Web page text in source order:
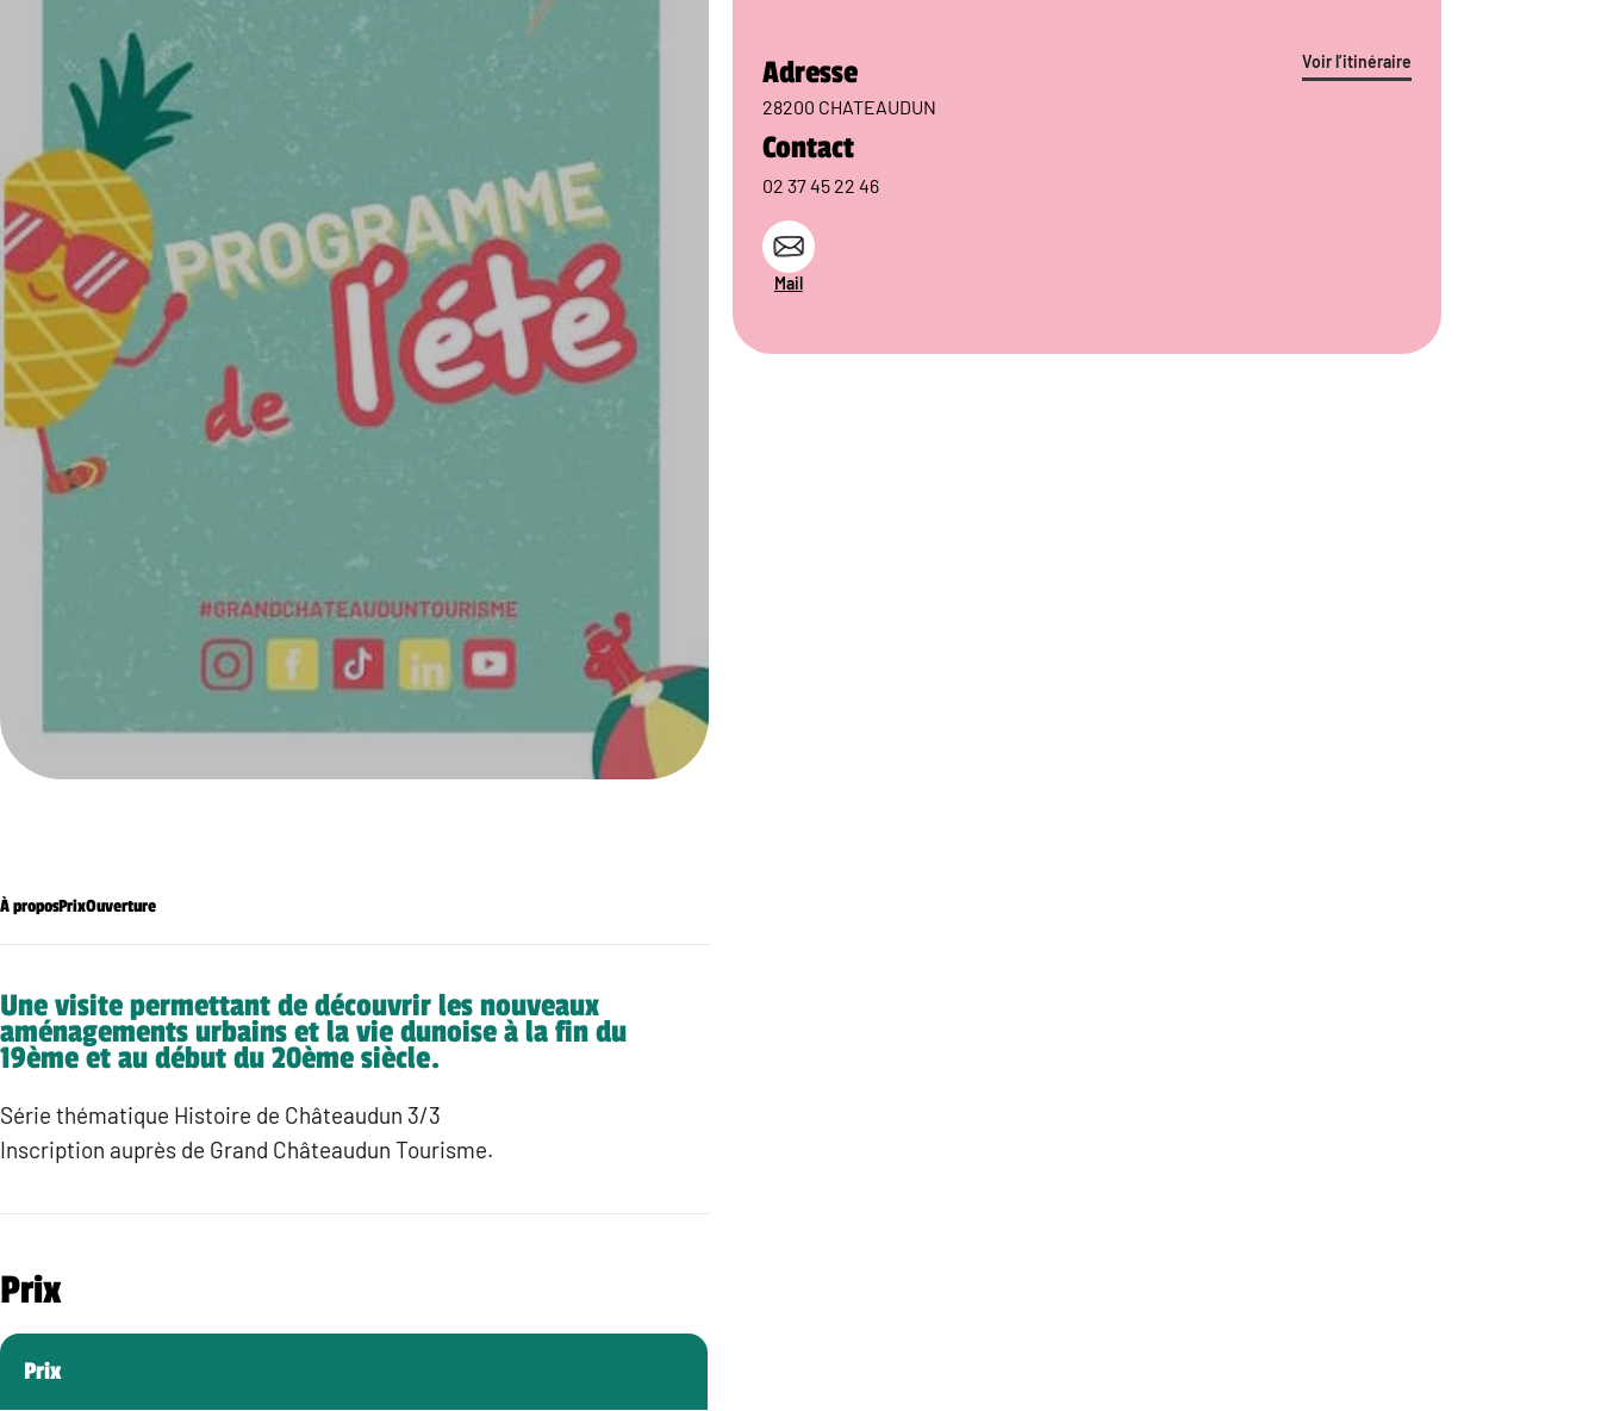
À proposPrixOuverture
Une visite permettant de découvrir les nouveaux
aménagements urbains et la vie dunoise à la fin du
19ème et au début du 20ème siècle.
Série thématique Histoire de Châteaudun 3/3
Inscription auprès de Grand Châteaudun Tourisme.
Prix
Prix
Voir l’itinéraire
Adresse
28200 CHATEAUDUN
Contact
02 37 45 22 46
Mail